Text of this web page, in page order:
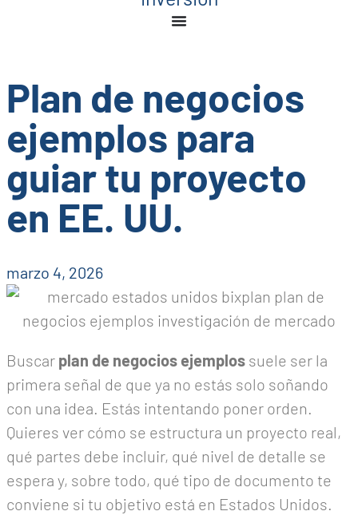
Plan de negocios
ejemplos para
guiar tu proyecto
en EE. UU.
marzo 4, 2026
Buscar plan de negocios ejemplos suele ser la
primera señal de que ya no estás solo soñando
con una idea. Estás intentando poner orden.
Quieres ver cómo se estructura un proyecto real,
qué partes debe incluir, qué nivel de detalle se
espera y, sobre todo, qué tipo de documento te
conviene si tu objetivo está en Estados Unidos.